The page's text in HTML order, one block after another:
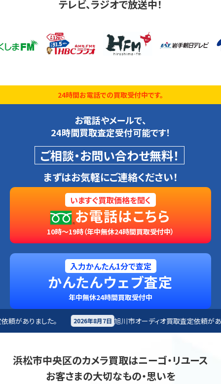
テレビ、ラジオで放送中！
24時間お電話での買取受付中です。
お電話やメールで、
24時間買取査定受付可能です！
ご相談・お問い合わせ無料！
まずはお気軽にご連絡ください！
いますぐ買取価格を聞く
お電話はこちら
10時～19時（年中無休24時間買取受付中）
入力かんたん1分で査定
かんたんウェブ査定
年中無休24時間買取受付中
2026年8月7日 旭川市 オーディオ買取査定依頼がありました。 2026年8
浜松市中央区のカメラ買取はニーゴ・リユース
お客さまの大切なもの・思いを